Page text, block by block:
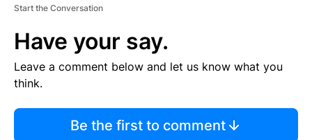
Start the Conversation
Have your say.
Leave a comment below and let us know what you
think.
Be the first to comment